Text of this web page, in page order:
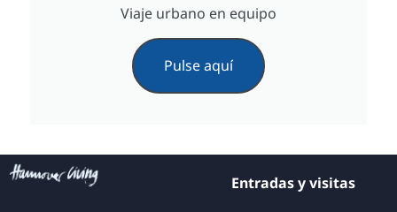
Viaje urbano en equipo
Pulse aquí
Entradas y visitas